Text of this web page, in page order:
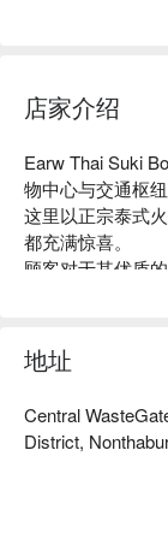
店家介绍
Earw Thai Suki
物中心与交通枢
这里以正宗泰式
都充满惊喜。
顾客对于其优质
Boran 都是理想的
用 FunNow 预订
地址
Central
District,